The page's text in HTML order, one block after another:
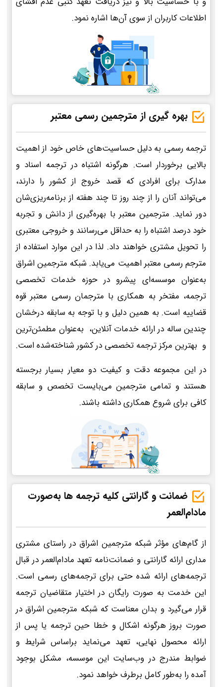
اطلاعات کاربران از سوی آن‌ها اشاره نمود.
بهره گیری از مترجمین رسمی معتبر
ترجمه رسمی به دلیل حساسیت‌های خاص خود از اهمیت
بالایی برخوردار است. هرگونه اشتباه در ترجمه اسناد و
مدارک برای افرادی که قصد خروج از کشور را دارند،
می‌تواند آنان را از چند روز تا چند هفته از برنامه‌ریزی‌شان
دور نماید. مترجمین معتبر با بهره‌گیری از دانش و تجربه
خود درصد اشتباه را به حداقل می‌رسانند و خروجی معتبری
را تحویل مشتری خواهند داد. لذا در این موارد استفاده از
مترجم رسمی معتبر اهمیت می‌یابد. شبکه مترجمین اشراق
به‌عنوان موسسه‌ای پیشرو در حوزه خدمات تخصصی
ترجمه، مفتخر به همکاری با مترجمان رسمی معتبر قوه
قضاییه است. به همین دلیل و با توجه به سابقه درخشان
چندین ساله در ارائه خدمات آنلاین، به‌عنوان مطمئن‌ترین
و بهترین مرکز ترجمه تخصصی در کشور شناخته‌شده است.
در این مجموعه دقت و کیفیت دو معیار بسیار برجسته
هستند و تمامی مترجمین می‌بایست تخصص و سابقه
کافی برای شروع همکاری داشته باشند.
ضمانت و گارانتی کلیه ترجمه ها به‌صورت
مادام‌العمر
از گام‌های مؤثر شبکه مترجمین اشراق در راستای مشتری
مداری ارائه گارانتی و ضمانت‌نامه تعهد مادام‌العمر در قبال
ترجمه‌های ارائه شده حتی برای ترجمه‌های رسمی است.
این خدمت به صورت رایگان در اختیار متقاضیان ترجمه
قرار می‌گیرد و بدان معناست که شبکه مترجمین اشراق در
صورت بروز هرگونه اشکال و خطا حین ترجمه یا پس از
ارائه محصول نهایی، تعهد می‌نماید براساس شرایط و
ضوابط مندرج در وب‌سایت این موسسه، مشکل بوجود
آمده را به‌طور کامل برطرف خواهد نمود.